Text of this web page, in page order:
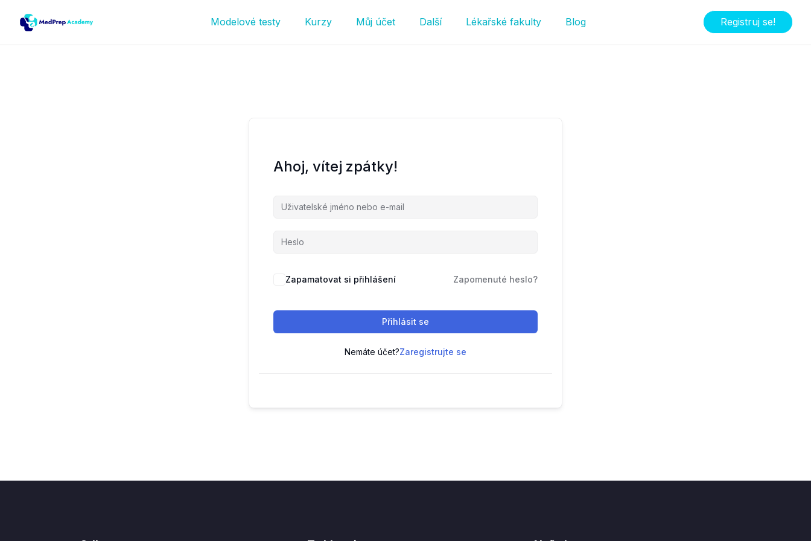
Modelové testy Kurzy Můj účet Další Lékařské fakulty Blog Registruj se!
Ahoj, vítej zpátky!
Zapamatovat si přihlášení Zapomenuté heslo?
Přihlásit se
Nemáte účet?Zaregistrujte se